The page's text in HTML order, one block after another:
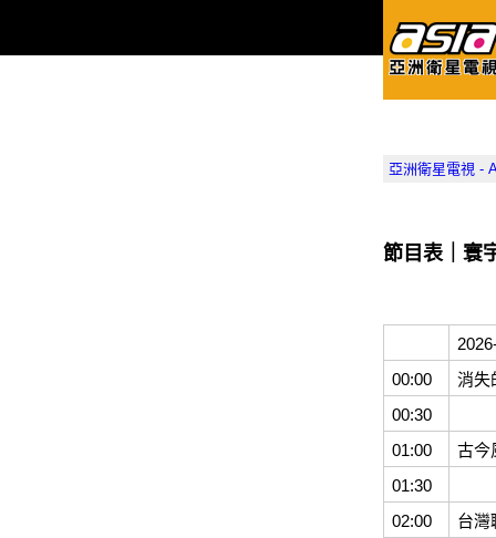
亞洲衛星電視 -
節目表｜寰
00:00
消失
00:30
01:00
古今
01:30
02:00
台灣